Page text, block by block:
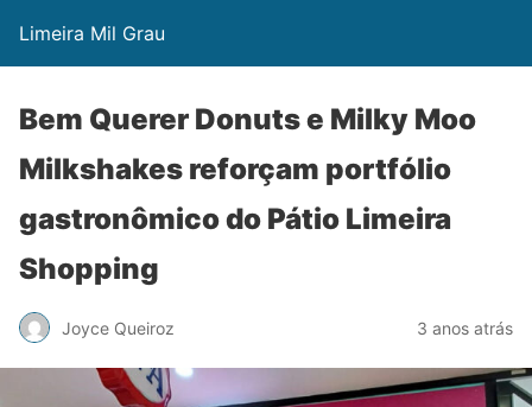
Limeira Mil Grau
Bem Querer Donuts e Milky Moo
Milkshakes reforçam portfólio
gastronômico do Pátio Limeira
Shopping
Joyce Queiroz 3 anos atrás